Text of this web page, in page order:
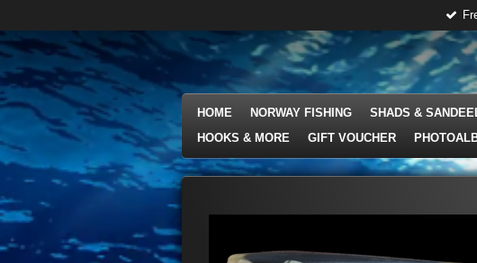
direct
naar
de
hoofdinhoud
HOME NORWAY FISHING SHADS &
HOOKS & MORE
GIFT VOUCHER